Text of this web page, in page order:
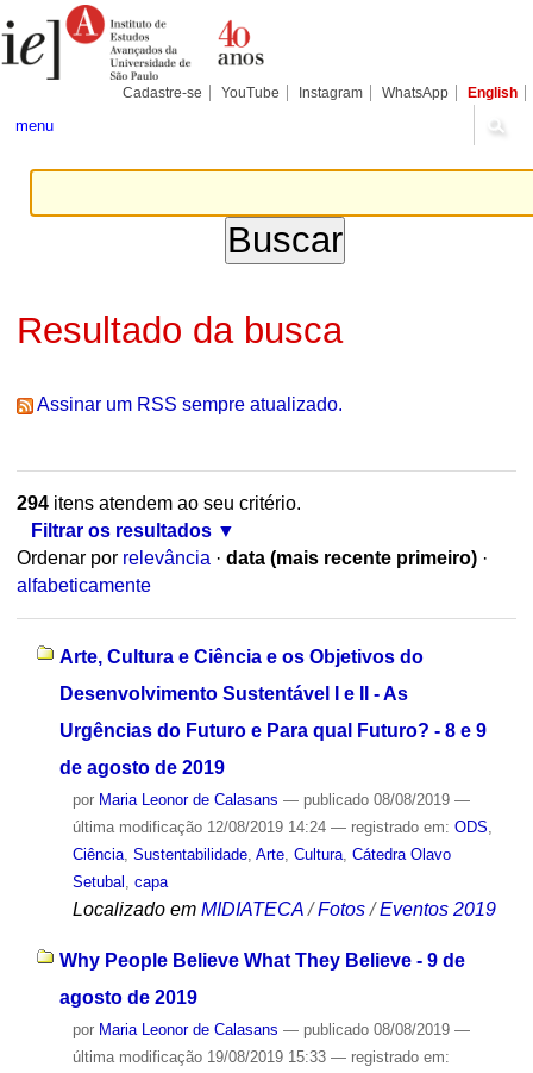
para
conteúdo.
Pessoais
Cadastre-se YouTube Instagram WhatsApp English
menu
Resultado da busca
Assinar um RSS sempre atualizado.
294itens atendem ao seu critério.
Filtrar os resultados
Ordenar por relevância · data (mais recente primeiro) ·
alfabeticamente
Arte, Cultura e Ciência e os Objetivos do
Desenvolvimento Sustentável I e II - As
Urgências do Futuro e Para qual Futuro? - 8 e 9
de agosto de 2019
por Maria Leonor de Calasans — publicado08/08/2019 —
última modificação12/08/2019 14:24 — registrado em: ODS
Ciência, Sustentabilidade, Arte, Cultura, Cátedra Olavo
Setubal
capa
Localizado em MIDIATECA /Fotos /Eventos 2019
Why People Believe What They Believe - 9 de
agosto de 2019
por Maria Leonor de Calasans — publicado08/08/2019 —
última modificação19/08/2019 15:33 — registrado em: